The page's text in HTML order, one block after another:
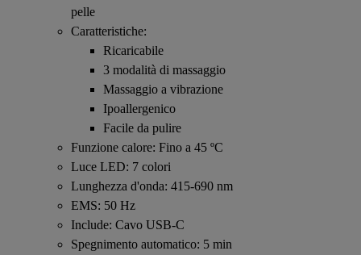
pelle
Caratteristiche:
Ricaricabile
3 modalità di massaggio
Massaggio a vibrazione
Ipoallergenico
Facile da pulire
Funzione calore: Fino a 45 ºC
Luce LED: 7 colori
Lunghezza d'onda: 415-690 nm
EMS: 50 Hz
Include: Cavo USB-C
Spegnimento automatico: 5 min